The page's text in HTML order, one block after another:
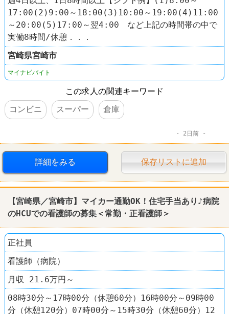
17:00(2)9:00～18:00(3)10:00～19:00(4)11:00
～20:00(5)17:00～翌4:00 など上記の時間帯の中で
実働8時間/休憩．．．
宮崎県宮崎市
マイナビバイト
この求人の関連キーワード
コンビニ
スーパー 倉庫
2日前
詳細をみる 保存リストに追加
【宮崎県／宮崎市】マイカー通勤OK！住宅手当あり♪病院
のHCUでの看護師の募集＜常勤・正看護師＞
正社員
看護師（病院）
月収 21.6万円～
08時30分～17時00分（休憩60分）16時00分～09時00
分（休憩120分）07時00分～15時30分（休憩60分）12